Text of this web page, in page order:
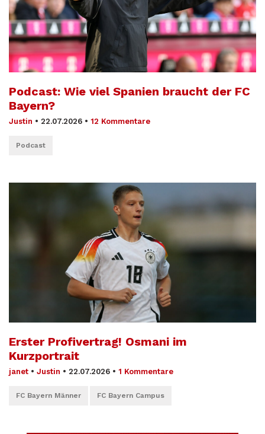
Podcast: Wie viel Spanien braucht der FC
Bayern?
Justin • 22.07.2026 • 12 Kommentare
Podcast
Erster Profivertrag! Osmani im
Kurzportrait
janet • Justin • 22.07.2026 • 1 Kommentare
FC Bayern Männer FC Bayern Campus